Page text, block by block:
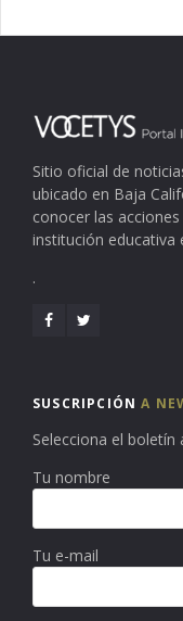
Sitio oficial de
ubicado en Baja
conocer las
institución educativa
.
SUSCRIPCIÓNA
Selecciona el boletín
Tu nombre
Tu e-mail